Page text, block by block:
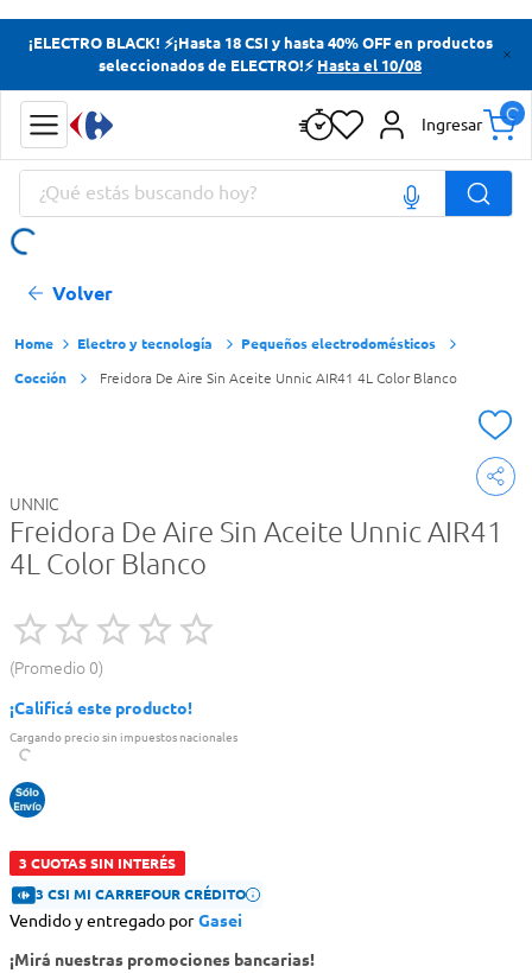
¡ELECTRO BLACK! ⚡¡Hasta 18 CSI y hasta 40% OFF en productos
seleccionados de ELECTRO!⚡ Hasta el 10/08
Ingresar
¿Qué estás buscando hoy?
Volver
Electro y tecnología
Pequeños electrodomésticos
Cocción
Freidora De Aire Sin Aceite Unnic AIR41 4L Color Blanco
UNNIC
Freidora De Aire Sin Aceite Unnic AIR41
4L Color Blanco
Promedio 0
¡Calificá este producto!
Cargando precio sin impuestos nacionales
3 CUOTAS SIN INTERÉS
3 CSI MI CARREFOUR CRÉDITO
Vendido y entregado por Gasei
¡Mirá nuestras promociones bancarias!
Términos más buscados
Yerba
Cerveza
Doves
Términos más buscados
Cerveza
Doves
Papas Fritas